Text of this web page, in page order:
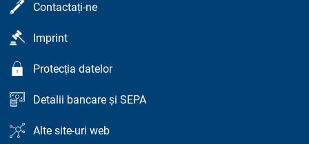
Contactați-ne
Imprint
Protecția datelor
Detalii bancare și SEPA
Alte site-uri web